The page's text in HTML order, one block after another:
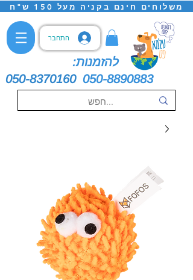
משלוחים חינם בקניה מעל 150 ש"ח
התחבר
להזמנות:
050-8370160 050-8890883